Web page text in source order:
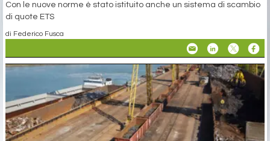
Con le nuove norme è stato istituito anche un sistema di scambio
di quote ETS
di Federico Fusca